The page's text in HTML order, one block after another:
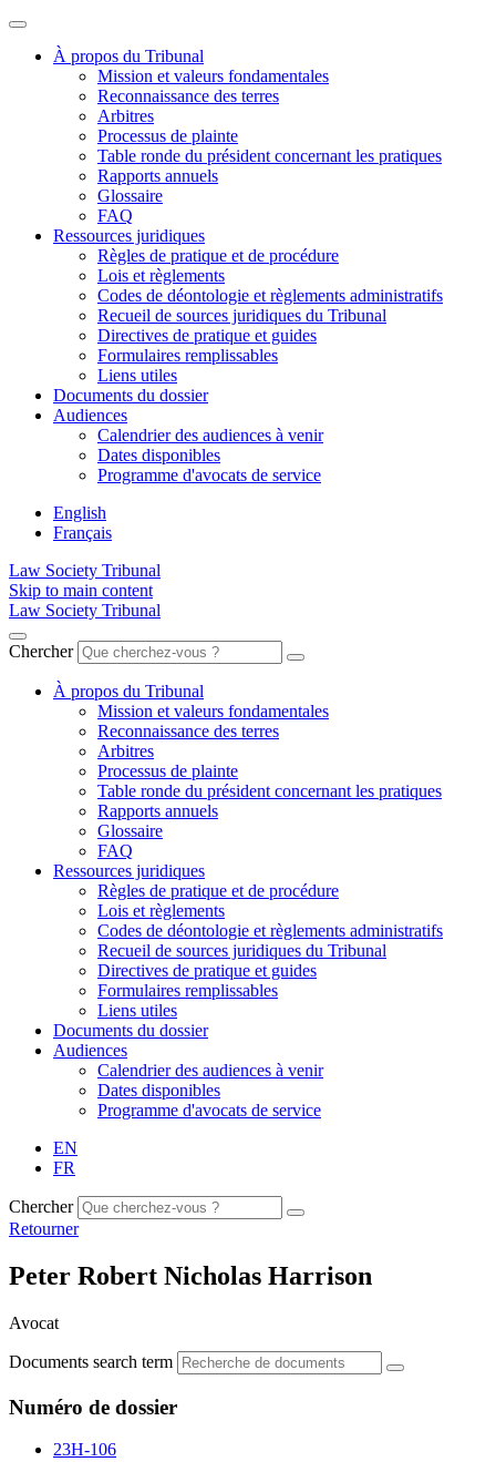
À propos du Tribunal
Mission et valeurs fondamentales
Reconnaissance des terres
Arbitres
Processus de plainte
Table ronde du président concernant les pratiques
Rapports annuels
Glossaire
FAQ
Ressources juridiques
Règles de pratique et de procédure
Lois et règlements
Codes de déontologie et règlements administratifs
Recueil de sources juridiques du Tribunal
Directives de pratique et guides
Formulaires remplissables
Liens utiles
Documents du dossier
Audiences
Calendrier des audiences à venir
Dates disponibles
Programme d'avocats de service
English
Français
Law Society Tribunal
Skip to main content
Law Society Tribunal
Chercher
À propos du Tribunal
Mission et valeurs fondamentales
Reconnaissance des terres
Arbitres
Processus de plainte
Table ronde du président concernant les pratiques
Rapports annuels
Glossaire
FAQ
Ressources juridiques
Règles de pratique et de procédure
Lois et règlements
Codes de déontologie et règlements administratifs
Recueil de sources juridiques du Tribunal
Directives de pratique et guides
Formulaires remplissables
Liens utiles
Documents du dossier
Audiences
Calendrier des audiences à venir
Dates disponibles
Programme d'avocats de service
EN
FR
Chercher
Retourner
Peter Robert Nicholas Harrison
Avocat
Documents search term
Numéro de dossier
23H-106